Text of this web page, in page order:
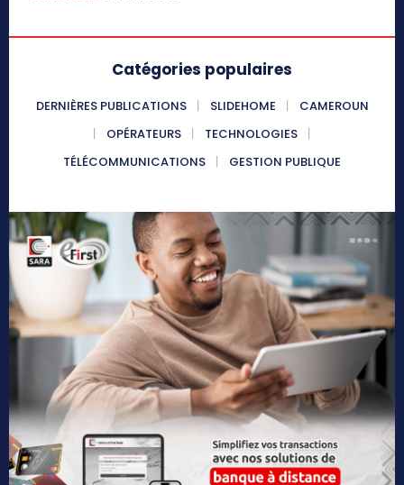
Catégories populaires
DERNIÈRES PUBLICATIONS SLIDEHOME
CAMEROUN
OPÉRATEURS
TECHNOLOGIES
TÉLÉCOMMUNICATIONS
GESTION PUBLIQUE